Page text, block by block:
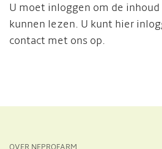
U moet inloggen om de
kunnen lezen. U kunt hier
contact met ons op.